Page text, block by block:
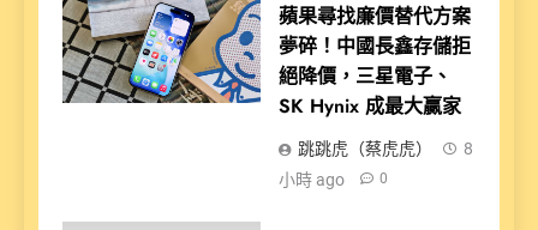
蘋果尋找廉價替代方案
夢碎！中國長鑫存儲拒
絕降價，三星電子、
SK Hynix 成最大贏家
跳跳虎（蔡虎虎）
8
小時 ago
0